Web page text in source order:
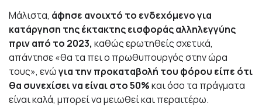
Μάλιστα, άφησε ανοιχτό το ενδεχόμενο για
κατάργηση της έκτακτης εισφοράς αλληλεγγύης
πριν από το 2023, καθώς ερωτηθείς σχετικά,
απάντησε «θα τα πει ο πρωθυπουργός στην ώρα
τους», ενώγια την προκαταβολή του φόρου είπε ότι
θα συνεχίσει να είναι στο 50%και όσο τα πράγματα
είναι καλά, μπορεί να μειωθεί και περαιτέρω.